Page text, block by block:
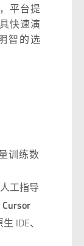
平台提
快速演
智的选
训练数
工指导
Cursor
IDE、